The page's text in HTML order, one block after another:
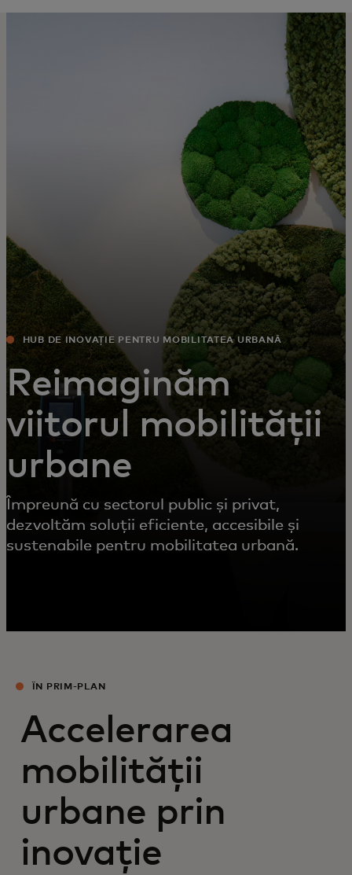
Pentru întreaga lume
HUB DE INOVAȚIE PENTRU MOBILITATEA URBANĂ
Reimaginăm
viitorul mobilității
urbane
Împreună cu sectorul public și privat,
dezvoltăm soluții eficiente, accesibile și
sustenabile pentru mobilitatea urbană.
ÎN PRIM-PLAN
Accelerarea
mobilității
urbane prin
inovație